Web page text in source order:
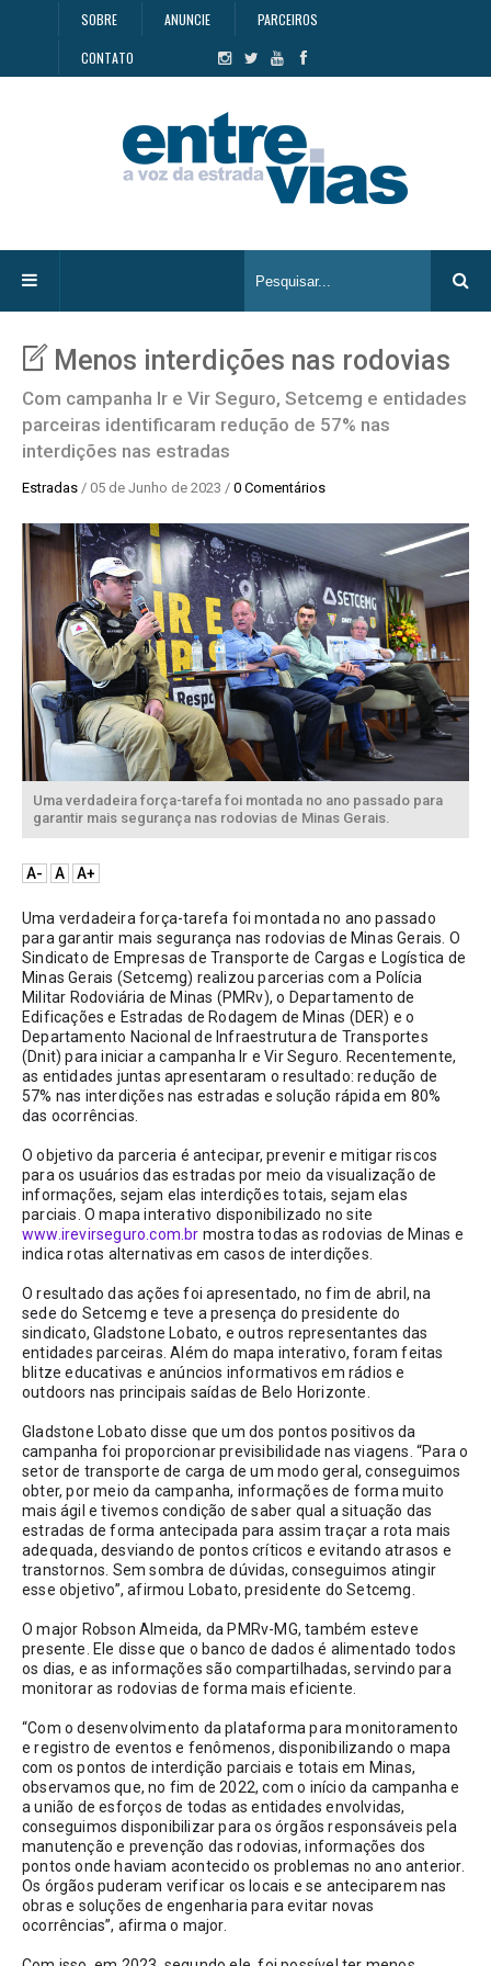
SOBRE ANUNCIE PARCEIROS
CONTATO
Menos interdições nas rodovias
Com campanha Ir e Vir Seguro, Setcemg e entidades
parceiras identificaram redução de 57% nas
interdições nas estradas
Estradas / 05 de Junho de 2023 / 0 Comentários
Uma verdadeira força-tarefa foi montada no ano passado para
garantir mais segurança nas rodovias de Minas Gerais.
A- A A+
Uma verdadeira força-tarefa foi montada no ano passado
para garantir mais segurança nas rodovias de Minas Gerais. O
Sindicato de Empresas de Transporte de Cargas e Logística de
Minas Gerais (Setcemg) realizou parcerias com a Polícia
Militar Rodoviária de Minas (PMRv), o Departamento de
Edificações e Estradas de Rodagem de Minas (DER) e o
Departamento Nacional de Infraestrutura de Transportes
(Dnit) para iniciar a campanha Ir e Vir Seguro. Recentemente,
as entidades juntas apresentaram o resultado: redução de
57% nas interdições nas estradas e solução rápida em 80%
das ocorrências.
O objetivo da parceria é antecipar, prevenir e mitigar riscos
para os usuários das estradas por meio da visualização de
informações, sejam elas interdições totais, sejam elas
www.irevirseguro.com.br mostra todas as rodovias de Minas e
indica rotas alternativas em casos de interdições.
O resultado das ações foi apresentado, no fim de abril, na
sede do Setcemg e teve a presença do presidente do
sindicato, Gladstone Lobato, e outros representantes das
entidades parceiras. Além do mapa interativo, foram feitas
blitze educativas e anúncios informativos em rádios e
outdoors nas principais saídas de Belo Horizonte.
Gladstone Lobato disse que um dos pontos positivos da
campanha foi proporcionar previsibilidade nas viagens. “Para o
setor de transporte de carga de um modo geral, conseguimos
obter, por meio da campanha, informações de forma muito
mais ágil e tivemos condição de saber qual a situação das
estradas de forma antecipada para assim traçar a rota mais
adequada, desviando de pontos críticos e evitando atrasos e
transtornos. Sem sombra de dúvidas, conseguimos atingir
esse objetivo”, afirmou Lobato, presidente do Setcemg.
O major Robson Almeida, da PMRv-MG, também esteve
presente. Ele disse que o banco de dados é alimentado todos
os dias, e as informações são compartilhadas, servindo para
monitorar as rodovias de forma mais eficiente.
“Com o desenvolvimento da plataforma para monitoramento
e registro de eventos e fenômenos, disponibilizando o mapa
com os pontos de interdição parciais e totais em Minas,
observamos que, no fim de 2022, com o início da campanha e
a união de esforços de todas as entidades envolvidas,
conseguimos disponibilizar para os órgãos responsáveis pela
manutenção e prevenção das rodovias, informações dos
pontos onde haviam acontecido os problemas no ano anterior.
Os órgãos puderam verificar os locais e se anteciparem nas
obras e soluções de engenharia para evitar novas
ocorrências”, afirma o major.